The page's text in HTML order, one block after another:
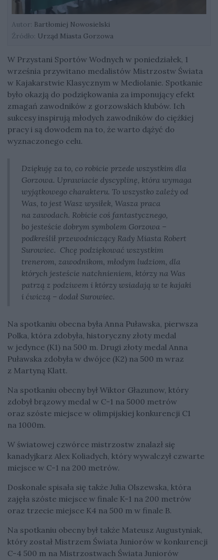
Autor: Bartłomiej Nowosielski
Źródło: Urząd Miasta Gorzowa
W Przystani Sportów Wodnych w poniedziałek, 1
września przywitano medalistów Mistrzostw Świata
w Kajakarstwie Klasycznym w Mediolanie. Spotkanie
było okazją do podziękowania za imponujący efekt
zmagań zawodników z gorzowskich klubów. Ich
sukcesy inspirują młodych zawodników do ciężkiej
pracy i są dowodem na to, że warto dążyć do
wyznaczonego celu.
Dziękuję za to, co robicie przede wszystkim dla
Gorzowa. Uprawiacie dyscyplinę, która wymaga
wyjątkowego charakteru. To wszystko zależy od
Was, to jest Wasz wysiłek, Wasza praca
na zawodach. Robicie coś fantastycznego,
bo jesteście dobrym symbolem Gorzowa –
podkreślił przewodniczący Rady Miasta Robert
Surowiec. Chcę podziękować wszystkim
trenerom, zawodnikom, młodym ludziom, dla
których jesteście natchnieniem, którzy na Was
patrzą z podziwem i którzy wsiadają w te kajaki
i ćwiczą – dodał Surowiec.
Na spotkaniu obecna była Anna Puławska, pierwsza
Polka, która zdobyła, historyczny złoty medal
w jedynce (K1) na 500 m. Drugi złoty medal Anna
Puławska zdobyła w dwójce (K2) na 500 m wraz
z Martyną Klatt.
Na spotkaniu obecny był Wiktor Głazunow, który
zdobył brązowy medal w C-1 na 5000 metrów
oraz szóste miejsce w olimpijskiej konkurencji C1
na 1000m.
W światowej czwórce mistrzostw znalazł się
kanadyjkarz Alex Koliadych, który wywalczył czwarte
miejsce w C-1 na 200 metrów.
Doskonale spisała się także Julia Olszewska, która
zajęła szóste miejsce w finale K-1 na 200 metrów
oraz trzecie miejsce K4 na 500 m w finale B.
Na spotkaniu obecny był także Mateusz Augustyniak,
który został Mistrzem Świata Juniorów w konkurencji
C-4 500 m na Mistrzostwach Świata Juniorów